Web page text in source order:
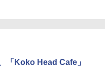
「Koko Head Cafe」